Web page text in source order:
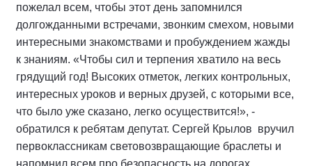
пожелал всем, чтобы этот день запомнился
долгожданными встречами, звонким смехом, новыми
интересными знакомствами и пробуждением жажды
к знаниям. «Чтобы сил и терпения хватило на весь
грядущий год! Высоких отметок, легких контрольных,
интересных уроков и верных друзей, с которыми все,
что было уже сказано, легко осуществится!», -
обратился к ребятам депутат. Сергей Крылов вручил
первоклассникам световозвращающие браслеты и
напомнил всем про безопасность на дорогах.